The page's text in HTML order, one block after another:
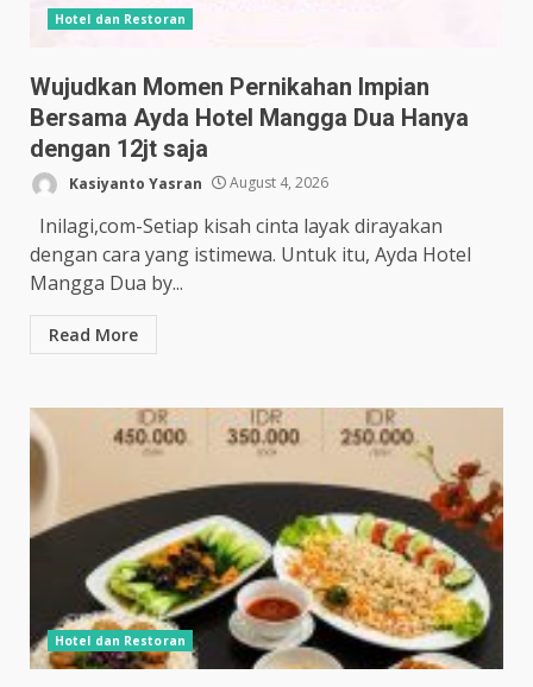
Hotel dan Restoran
Wujudkan Momen Pernikahan Impian
Bersama Ayda Hotel Mangga Dua Hanya
dengan 12jt saja
Kasiyanto Yasran August 4, 2026
Inilagi,com-Setiap kisah cinta layak dirayakan
dengan cara yang istimewa. Untuk itu, Ayda Hotel
Mangga Dua by...
Read More
Hotel dan Restoran